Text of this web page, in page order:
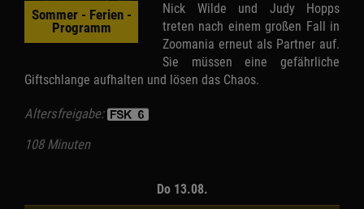
Sommer - Ferien -
Programm
Nick Wilde und Judy Hopps
treten nach einem großen Fall in
Zoomania erneut als Partner auf.
Sie müssen eine gefährliche
Giftschlange aufhalten und lösen das Chaos.
Altersfreigabe:
108 Minuten
Do 13.08.